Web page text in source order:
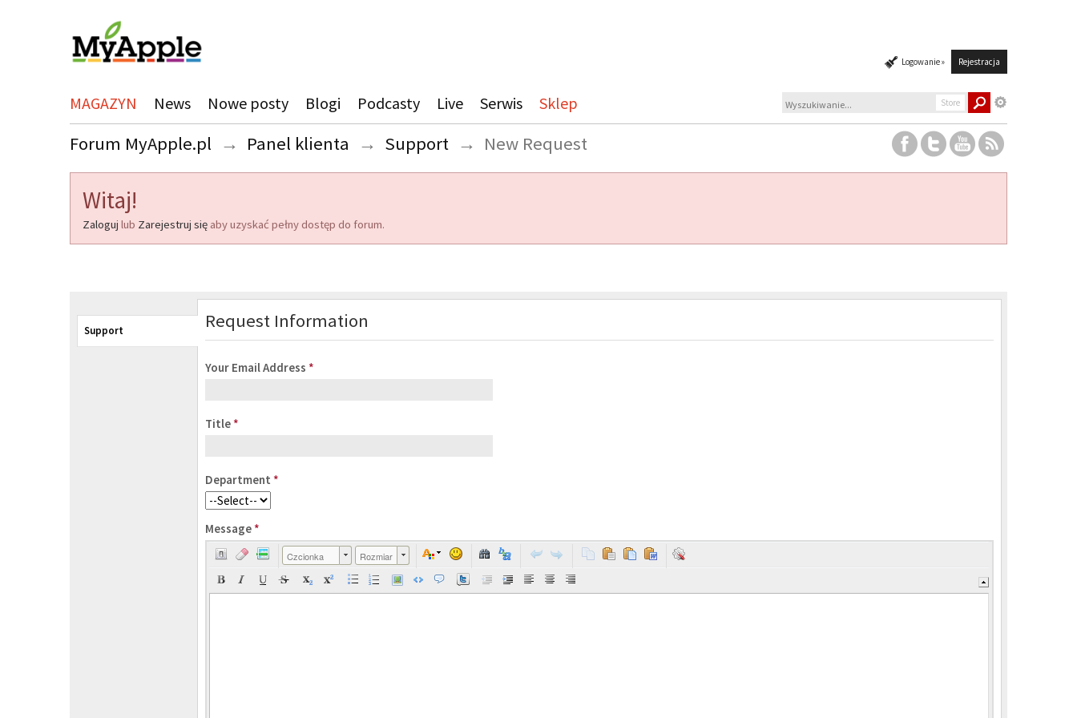
Logowanie » Rejestracja
MAGAZYN News Nowe posty Blogi Podcasty Live Serwis Sklep Store
Forum MyApple.pl → Panel klienta → Support → New Request
Witaj!
Zaloguj lub Zarejestruj się aby uzyskać pełny dostęp do forum.
Support Request Information
Your Email Address *
Title *
Department *
Message *
Czcionka Rozmiar